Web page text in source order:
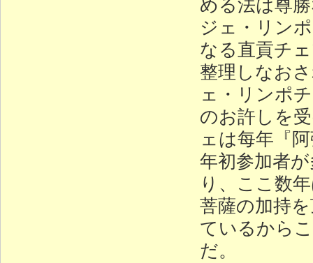
ジェ・リン
なる直貢チ
整理しなお
ェ・リンポ
のお許しを
ェは每年『
年初参加者
り、ここ数
菩薩の加持
ているから
だ。